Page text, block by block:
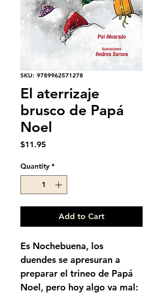
SKU: 9789962571278
El aterrizaje
brusco de Papá
Noel
$11.95Price
Quantity *
Add to Cart
Es Nochebuena, los
duendes se apresuran a
preparar el trineo de Papá
Noel, pero hoy algo va mal: